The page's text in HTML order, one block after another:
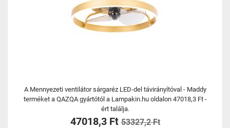
A Mennyezeti ventilátor sárgaréz LED-del távirányítóval - Maddy
terméket a QAZQA gyártótól a Lampakin.hu oldalon 47018,3 Ft -
ért találja.
47018,3 Ft53327,2 Ft